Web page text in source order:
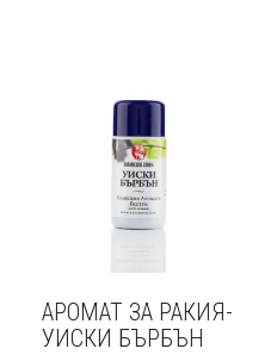
АРОМАТ ЗА РАКИЯ-
УИСКИ БЪРБЪН